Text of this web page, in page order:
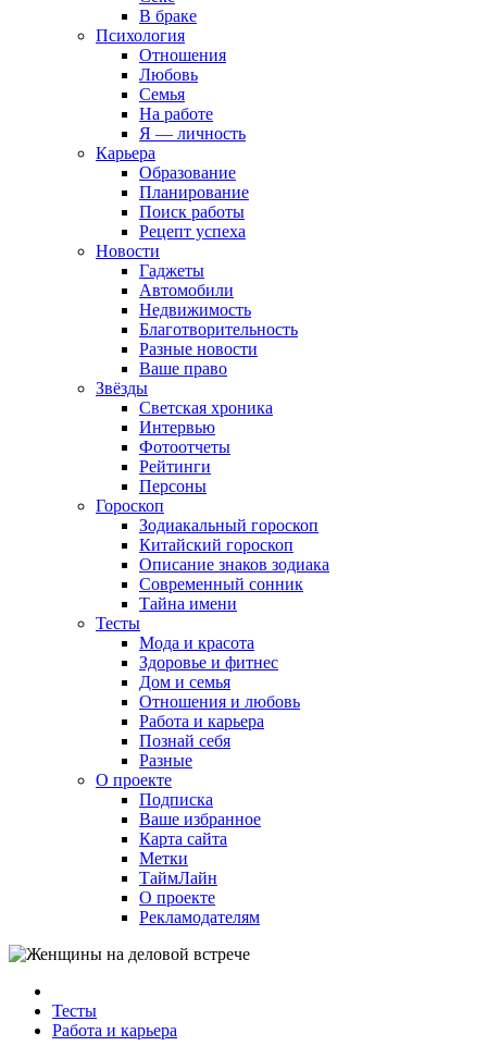
В браке
Психология
Отношения
Любовь
Семья
На работе
Я — личность
Карьера
Образование
Планирование
Поиск работы
Рецепт успеха
Новости
Гаджеты
Автомобили
Недвижимость
Благотворительность
Разные новости
Ваше право
Звёзды
Светская хроника
Интервью
Фотоотчеты
Рейтинги
Персоны
Гороскоп
Зодиакальный гороскоп
Китайский гороскоп
Описание знаков зодиака
Современный сонник
Тайна имени
Тесты
Мода и красота
Здоровье и фитнес
Дом и семья
Отношения и любовь
Работа и карьера
Познай себя
Разные
О проекте
Подписка
Ваше избранное
Карта сайта
Метки
ТаймЛайн
О проекте
Рекламодателям
Тесты
Работа и карьера